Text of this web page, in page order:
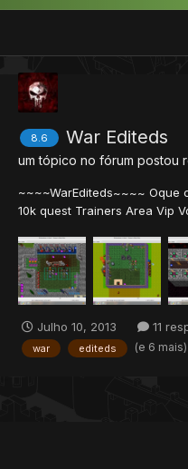
8.6 War Editeds
um tópico no fórum postou
~~~~WarEditeds~~~~ Oque
10k quest Trainers Area Vip
Vendendo os Sets e vip coins
attack Muitas Talkactons
Julho 10, 2013 11
war editeds (e 6 mais)